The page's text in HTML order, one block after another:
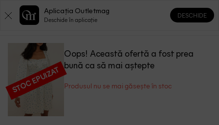
0 0
STOC EPUIZAT
Oops! Această ofertă a fost prea
bună ca să mai aștepte
Produsul nu se mai găsește în stoc
Aplicația Outletmag
Deschide în aplicație
DESCHIDE